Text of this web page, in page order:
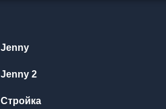
Jenny
Jenny 2
Стройка